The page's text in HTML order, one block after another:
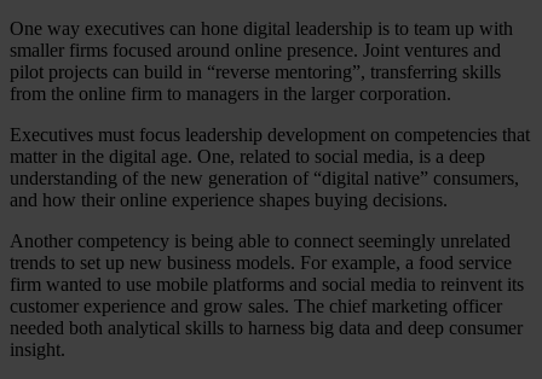
One way executives can hone digital leadership is to team up with
smaller firms focused around online presence. Joint ventures and
pilot projects can build in “reverse mentoring”, transferring skills
from the online firm to managers in the larger corporation.
Executives must focus leadership development on competencies that
matter in the digital age. One, related to social media, is a deep
understanding of the new generation of “digital native” consumers,
and how their online experience shapes buying decisions.
Another competency is being able to connect seemingly unrelated
trends to set up new business models. For example, a food service
firm wanted to use mobile platforms and social media to reinvent its
customer experience and grow sales. The chief marketing officer
needed both analytical skills to harness big data and deep consumer
insight.